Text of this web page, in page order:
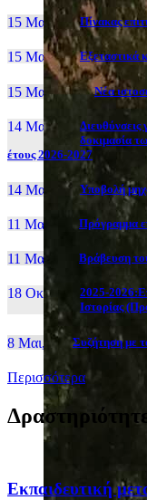
15 Μαι, 26 Πίνακας
15 Μαι, 26 Εξεταστικά
15 Μαι, 2026 Νέα
14 Μαι, 26
Διευθύνσεις
δοκιμασία
έτους 2026-2027
14 Μαι, 26 Yποβολή
11 Μαι, 26 Πρόγραμμα
11 Μαι, 26 Βράβευση
18 Οκτ, 25
2025-
Ιστορίας
8 Μαι, 26 Συζήτηση με
Περισσότερα
Eκπαιδευτική